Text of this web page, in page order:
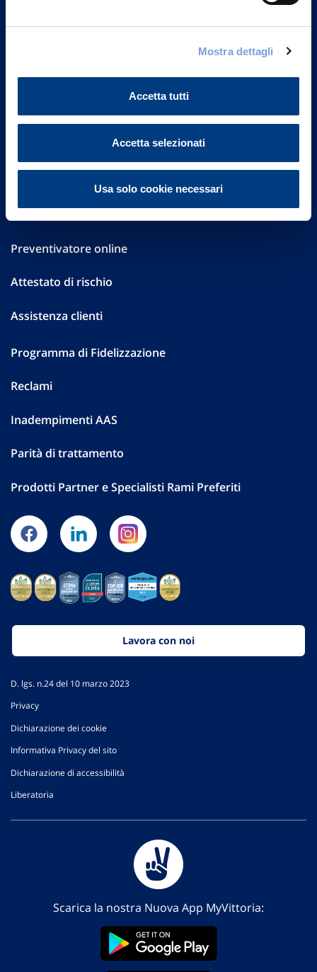
Mostra dettagli
Accetta tutti
Accetta selezionati
Usa solo cookie necessari
Investor Relations
Altre informazioni
Preventivatore online
Attestato di rischio
Assistenza clienti
Programma di Fidelizzazione
Reclami
Inadempimenti AAS
Parità di trattamento
Prodotti Partner e Specialisti Rami Preferiti
Lavora con noi
D. lgs. n.24 del 10 marzo 2023
Privacy
Dichiarazione dei cookie
Informativa Privacy del sito
Dichiarazione di accessibilità
Liberatoria
Scarica la nostra Nuova App MyVittoria: